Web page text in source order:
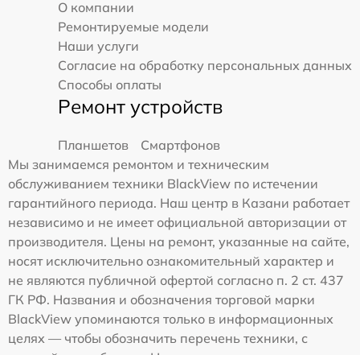
О компании
Ремонтируемые модели
Наши услуги
Согласие на обработку персональных данных
Способы оплаты
Ремонт устройств
Планшетов
Смартфонов
Мы занимаемся ремонтом и техническим
обслуживанием техники BlackView по истечении
гарантийного периода. Наш центр в Казани работает
независимо и не имеет официальной авторизации от
производителя. Цены на ремонт, указанные на сайте,
носят исключительно ознакомительный характер и
не являются публичной офертой согласно п. 2 ст. 437
ГК РФ. Названия и обозначения торговой марки
BlackView упоминаются только в информационных
целях — чтобы обозначить перечень техники, с